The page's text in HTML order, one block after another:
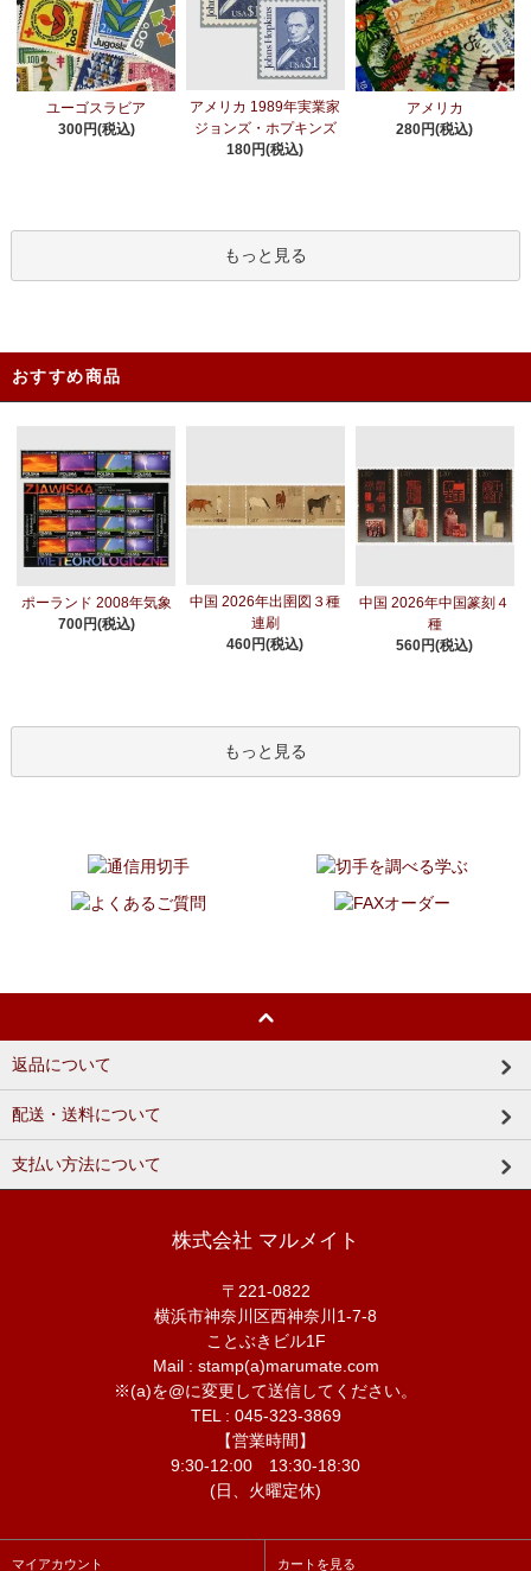
ユーゴスラビア
300円(税込)
アメリカ 1989年実業家
ジョンズ・ホプキンズ
180円(税込)
アメリカ
280円(税込)
もっと見る
おすすめ商品
ポーランド 2008年気象
700円(税込)
中国 2026年出圉図３種
連刷
460円(税込)
中国 2026年中国篆刻４
種
560円(税込)
もっと見る
返品について
配送・送料について
支払い方法について
株式会社 マルメイト
〒221-0822
横浜市神奈川区西神奈川1-7-8
ことぶきビル1F
Mail : stamp(a)marumate.com
※(a)を@に変更して送信してください。
TEL : 045-323-3869
【営業時間】
9:30-12:00 13:30-18:30
(日、火曜定休)
マイアカウント カートを見る